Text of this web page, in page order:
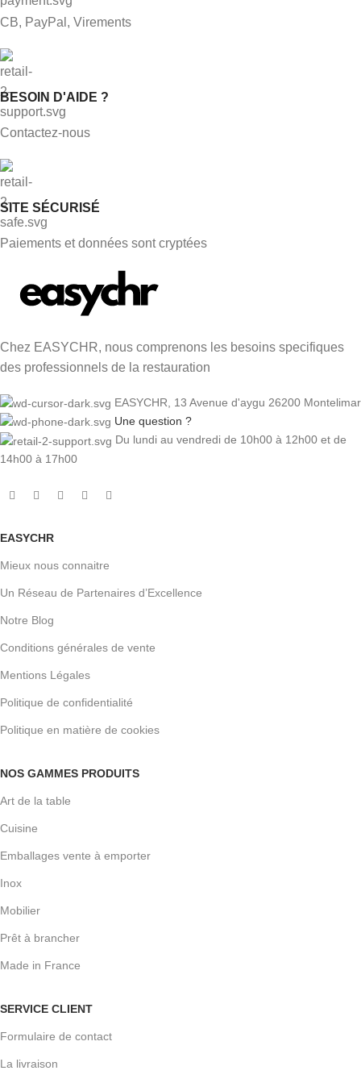
CB, PayPal, Virements
BESOIN D'AIDE ?
Contactez-nous
SITE SÉCURISÉ
Paiements et données sont cryptées
Chez EASYCHR, nous comprenons les besoins specifiques
des professionnels de la restauration
EASYCHR, 13 Avenue d'aygu 26200 Montelimar
Une question ?
Du lundi au vendredi de 10h00 à 12h00 et de
14h00 à 17h00
EASYCHR
Mieux nous connaitre
Un Réseau de Partenaires d’Excellence
Notre Blog
Conditions générales de vente
Mentions Légales
Politique de confidentialité
Politique en matière de cookies
NOS GAMMES PRODUITS
Art de la table
Cuisine
Emballages vente à emporter
Inox
Mobilier
Prêt à brancher
Made in France
SERVICE CLIENT
Formulaire de contact
La livraison